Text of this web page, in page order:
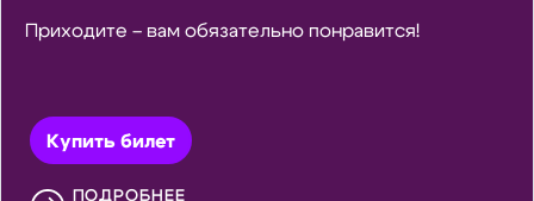
Приходите – вам обязательно понравится!
Купить билет
ПОДРОБНЕЕ